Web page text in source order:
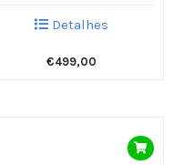
Detalhes
€499,00